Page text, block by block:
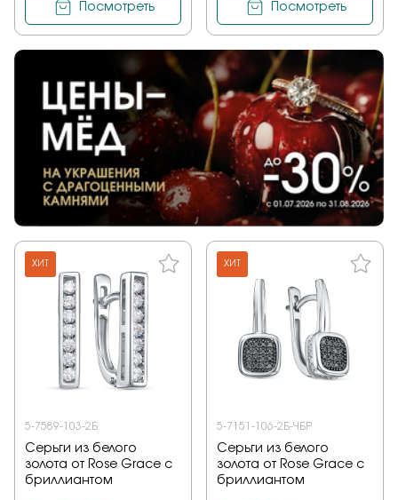
Посмотреть Посмотреть
ХИТ
5-7589-103-2Б
Серьги из белого
золота от Rose Grace с
бриллиантом
ХИТ
5-7151-106-2Б-ЧБР
Серьги из белого
золота от Rose Grace с
бриллиантом